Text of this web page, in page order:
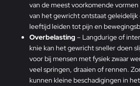
van de meest voorkomende
van het gewricht ontstaat geleidelijk
leeftijd leiden tot pijn en
Overbelasting – Langdurige of
knie kan het gewricht sneller doen
voor bij mensen met fysiek zwaar
veel springen, draaien of rennen.
kunnen kleine beschadigingen in